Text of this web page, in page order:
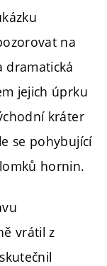
na
dramatická
jejich úprku
kráter
se pohybující
hornin.
vrátil z